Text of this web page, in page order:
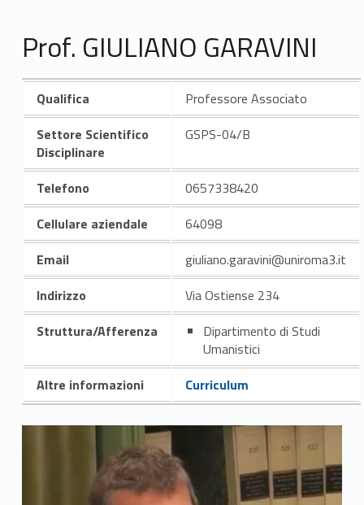
Prof. GIULIANO GARAVINI
Qualifica
Professore Associato
Settore Scientifico
Disciplinare
GSPS-04/B
Telefono
0657338420
Cellulare aziendale
64098
Email
giuliano.garavini@uniroma3.it
Indirizzo
Via Ostiense 234
Struttura/Afferenza
Dipartimento di Studi
Umanistici
Altre informazioni
Curriculum